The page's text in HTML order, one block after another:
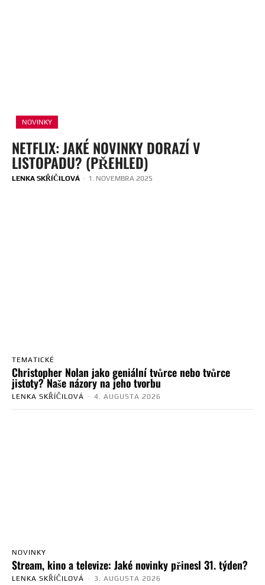
NOVINKY
NETFLIX: JAKÉ NOVINKY DORAZÍ V
LISTOPADU? (PŘEHLED)
LENKA SKŘÍČILOVÁ - 1. NOVEMBRA 2025
TEMATICKÉ
Christopher Nolan jako geniální tvůrce nebo tvůrce
jistoty? Naše názory na jeho tvorbu
LENKA SKŘÍČILOVÁ - 4. AUGUSTA 2026
NOVINKY
Stream, kino a televize: Jaké novinky přinesl 31. týden?
LENKA SKŘÍČILOVÁ - 3. AUGUSTA 2026